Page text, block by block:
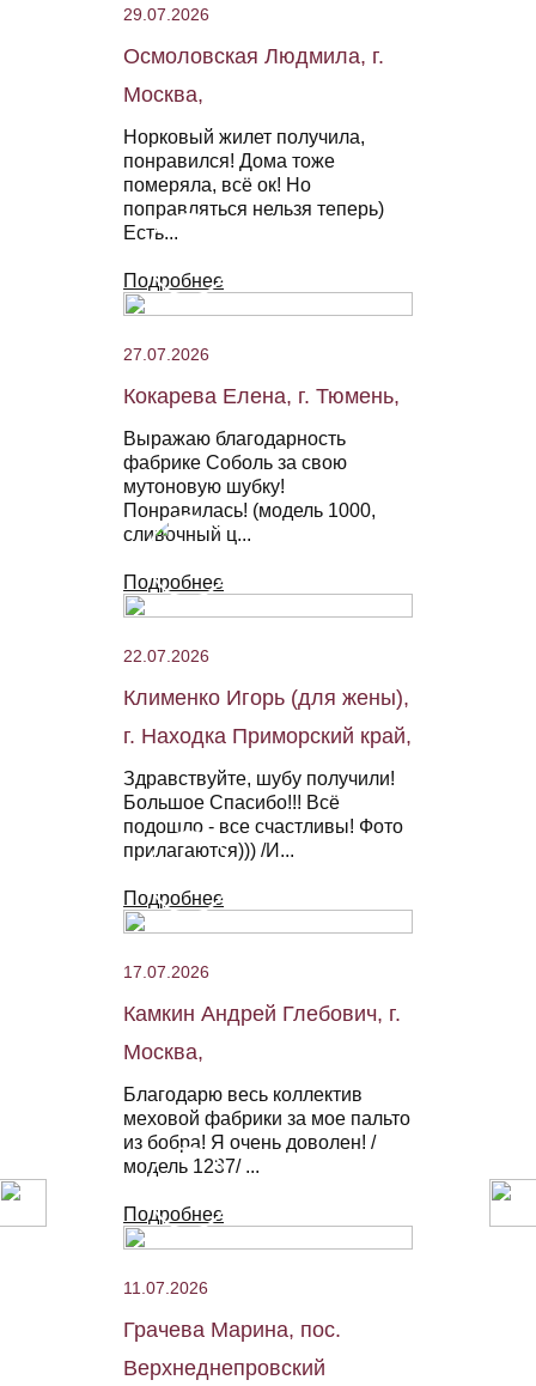
29.07.2026
Осмоловская Людмила, г.
Москва,
Норковый жилет получила,
понравился! Дома тоже
померяла, всё ок! Но
поправляться нельзя теперь)
Есть...
Подробнее
27.07.2026
Кокарева Елена, г. Тюмень,
Выражаю благодарность
фабрике Соболь за свою
мутоновую шубку!
Понравилась! (модель 1000,
сливочный ц...
Подробнее
22.07.2026
Клименко Игорь (для жены),
г. Находка Приморский край,
Здравствуйте, шубу получили!
Большое Спасибо!!! Всё
подошло - все счастливы! Фото
прилагаются))) /И...
Подробнее
17.07.2026
Камкин Андрей Глебович, г.
Москва,
Благодарю весь коллектив
меховой фабрики за мое пальто
из бобра! Я очень доволен! /
модель 1237/ ...
Подробнее
11.07.2026
Грачева Марина, пос.
Верхнеднепровский